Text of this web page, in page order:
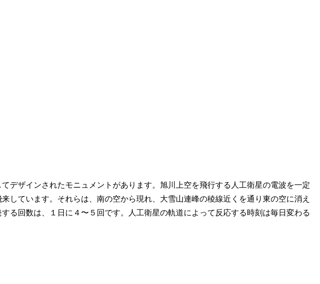
デザインされたモニュメントがあります。旭川上空を飛行する人工衛星の電波を一定
ています。それらは、南の空から現れ、大雪山連峰の稜線近くを通り東の空に消え
る回数は、１日に４〜５回です。人工衛星の軌道によって反応する時刻は毎日変わる